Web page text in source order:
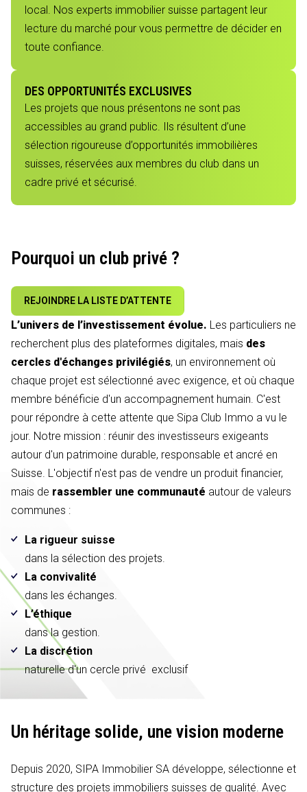
local. Nos experts immobilier suisse partagent leur
lecture du marché pour vous permettre de décider en
toute confiance.
DES OPPORTUNITÉS EXCLUSIVES
Les projets que nous présentons ne sont pas
accessibles au grand public. Ils résultent d’une
sélection rigoureuse d’opportunités immobilières
suisses, réservées aux membres du club dans un
cadre privé et sécurisé.
Pourquoi un club privé ?
REJOINDRE LA LISTE D’ATTENTE
L’univers de l’investissement évolue. Les particuliers ne
recherchent plus des plateformes digitales, mais des
cercles d'échanges privilégiés, un environnement où
chaque projet est sélectionné avec exigence, et où chaque
membre bénéficie d'un accompagnement humain. C'est
pour répondre à cette attente que Sipa Club Immo a vu le
jour. Notre mission : réunir des investisseurs exigeants
autour d'un patrimoine durable, responsable et ancré en
Suisse. L'objectif n'est pas de vendre un produit financier,
mais de rassembler une communauté autour de valeurs
communes :
La rigueur suisse
dans la sélection des projets.
La convivalité
dans les échanges.
L’éthique
dans la gestion.
La discrétion
naturelle d'un cercle privé exclusif
Un héritage solide, une vision moderne
Depuis 2020, SIPA Immobilier SA développe, sélectionne et
structure des projets immobiliers suisses de qualité. Avec